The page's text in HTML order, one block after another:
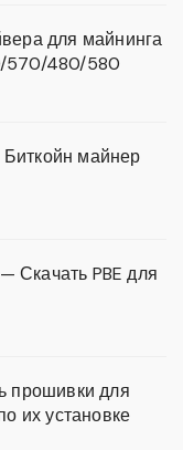
для майнинга
570/480/580
Биткойн майнер
Скачать PBE для
прошивки для
их установке